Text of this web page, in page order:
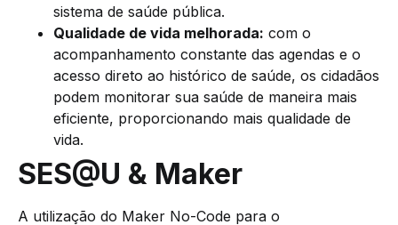
sistema de saúde pública.
Qualidade de vida melhorada: com o
acompanhamento constante das agendas e o
acesso direto ao histórico de saúde, os cidadãos
podem monitorar sua saúde de maneira mais
eficiente, proporcionando mais qualidade de
vida.
SES@U & Maker
A utilização do Maker No-Code para o